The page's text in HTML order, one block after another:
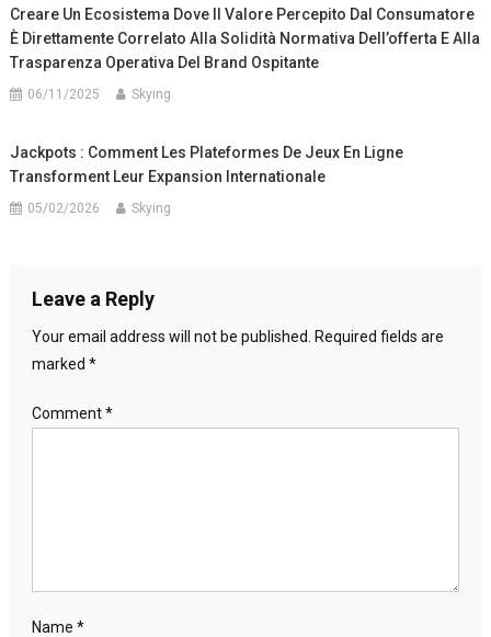
Creare Un Ecosistema Dove Il Valore Percepito Dal Consumatore
È Direttamente Correlato Alla Solidità Normativa Dell’offerta E Alla
Trasparenza Operativa Del Brand Ospitante
06/11/2025 Skying
Jackpots : Comment Les Plateformes De Jeux En Ligne
Transforment Leur Expansion Internationale
05/02/2026 Skying
Leave a Reply
Your email address will not be published.
Required fields are
marked *
Comment*
Name *